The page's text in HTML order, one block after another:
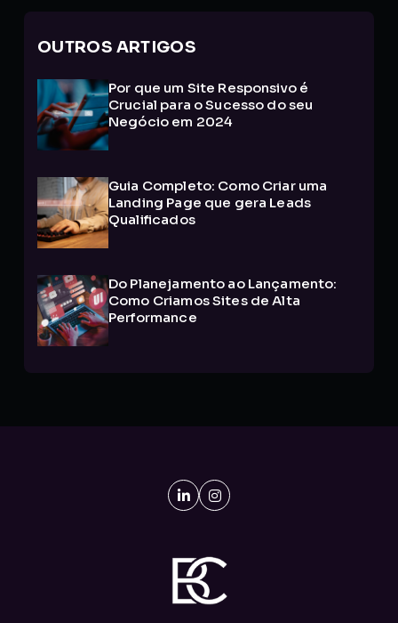
OUTROS ARTIGOS
Por que um Site Responsivo é
Crucial para o Sucesso do seu
Negócio em 2024
Guia Completo: Como Criar uma
Landing Page que gera Leads
Qualificados
Do Planejamento ao Lançamento:
Como Criamos Sites de Alta
Performance